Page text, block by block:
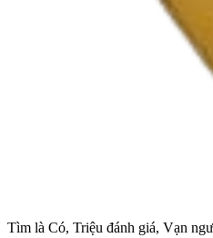
Tìm là Có, Triệu đánh giá, Vạn